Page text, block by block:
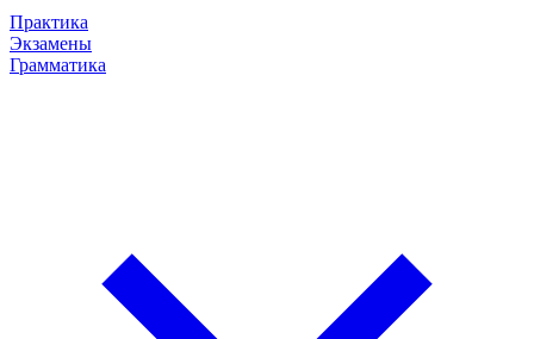
Практика
Экзамены
Грамматика